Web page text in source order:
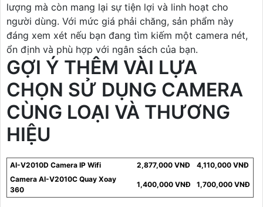
lượng mà còn mang lại sự tiện lợi và linh hoạt cho
người dùng. Với mức giá phải chăng, sản phẩm này
đáng xem xét nếu bạn đang tìm kiếm một camera nét,
ổn định và phù hợp với ngân sách của bạn.
GỢI Ý THÊM VÀI LỰA
CHỌN SỬ DỤNG CAMERA
CÙNG LOẠI VÀ THƯƠNG
HIỆU
AI-V2010D Camera IP Wifi 2,877,000 VNĐ
4,110,000 VNĐ
Camera AI-V2010C Quay Xoay
360
1,400,000 VNĐ 1,700,000 VNĐ